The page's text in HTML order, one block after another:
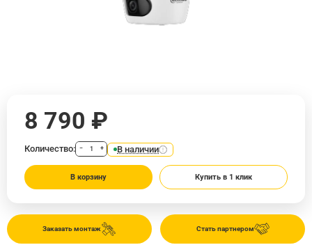
Стать партнером
Заказать монтаж
8 790 ₽
Количество: − + В наличии
В корзину Купить в 1 клик